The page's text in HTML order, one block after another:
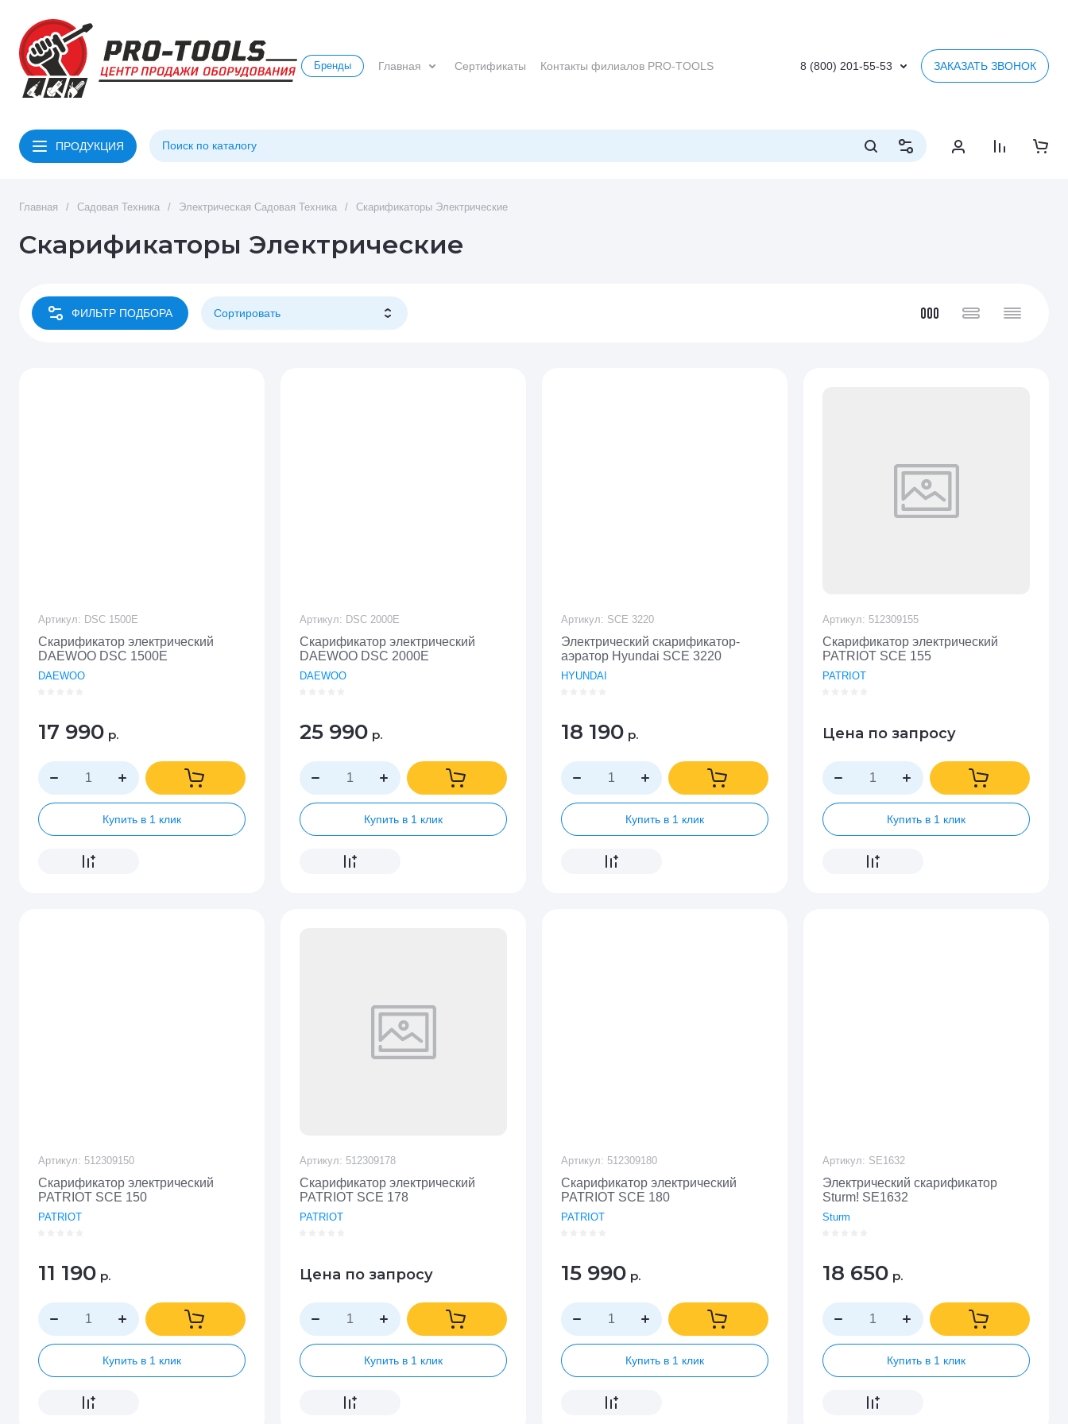
Бренды Главная Сертификаты Контакты филиалов PRO-TOOLS 8 (800) 201-55-53 ЗАКАЗАТЬ ЗВОНОК
ПРОДУКЦИЯ
Главная / Садовая Техника / Электрическая Садовая Техника / Скарификаторы Электрические
Скарификаторы Электрические
ФИЛЬТР ПОДБОРА Сортировать
Скарификатор электрический
DAEWOO DSC 1500E
DAEWOO
Артикул: DSC 1500E
17 990 р.
Купить в 1 клик
Скарификатор электрический
DAEWOO DSC 2000E
DAEWOO
Артикул: DSC 2000E
25 990 р.
Купить в 1 клик
Электрический скарификатор-
аэратор Hyundai SCE 3220
HYUNDAI
Артикул: SCE 3220
18 190 р.
Купить в 1 клик
Скарификатор электрический
PATRIOT SCE 155
PATRIOT
Артикул: 512309155
Цена по запросу
Купить в 1 клик
Скарификатор электрический
PATRIOT SCE 150
PATRIOT
Артикул: 512309150
11 190 р.
Купить в 1 клик
Скарификатор электрический
PATRIOT SCE 178
PATRIOT
Артикул: 512309178
Цена по запросу
Купить в 1 клик
Скарификатор электрический
PATRIOT SCE 180
PATRIOT
Артикул: 512309180
15 990 р.
Купить в 1 клик
Электрический скарификатор
Sturm! SE1632
Sturm
Артикул: SE1632
18 650 р.
Купить в 1 клик